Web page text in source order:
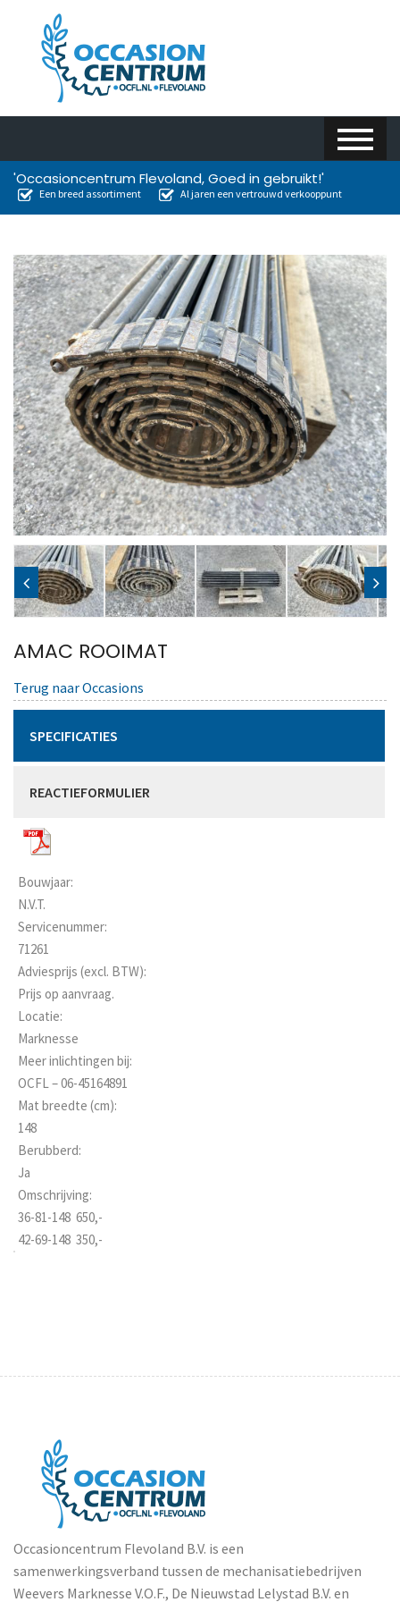
'Occasioncentrum Flevoland, Goed in gebruikt!'
Een breed assortiment Al jaren een vertrouwd verkooppunt
AMAC ROOIMAT
Terug naar Occasions
SPECIFICATIES
REACTIEFORMULIER
Bouwjaar:
N.V.T.
Servicenummer:
71261
Adviesprijs (excl. BTW):
Prijs op aanvraag.
Locatie:
Marknesse
Meer inlichtingen bij:
OCFL – 06-45164891
Mat breedte (cm):
148
Berubberd:
Ja
Omschrijving:
36-81-148  650,-
42-69-148  350,-
Occasioncentrum Flevoland B.V. is een
samenwerkingsverband tussen de mechanisatiebedrijven
Weevers Marknesse V.O.F., De Nieuwstad Lelystad B.V. en